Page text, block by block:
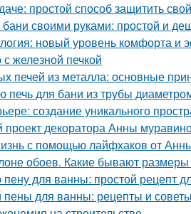
простой способ защитить
бани своими руками: простой и
новый уровень комфорта и
железной печкой
печей из металла: основные
печь для бани из трубы
создание уникального
декоратора Анны
с помощью лайфхаков от
обоев. Какие бывают
для ванны: простой рецепт
для ванны: рецепты и советы